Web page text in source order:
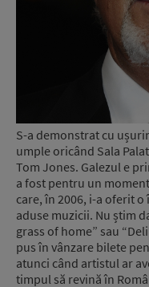
S-a demonstrat cu
umple oricând Sala
Tom Jones. Galezul e
a fost pentru un
care, în 2006, i-a oferit
aduse muzicii. Nu știm
grass of home” sau
pus în vânzare bilete
atunci când artistul ar
timpul să revină în